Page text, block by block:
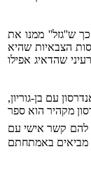
ש''גזל'' ממנו את
הצבאיות שהיא
שהדאיג אפילו
עם בן-גוריון,
מקהיר הוא ספר
להם קשר אישי עם
מביאים באמתחתם